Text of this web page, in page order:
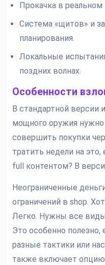
Прокачка в
Система «щитов» и
планирования.
Локальные
поздних волнах.
Особенности
В стандартной версии
мощного оружия
совершить покупки
тратить недели на
full контентом? В
Неограниченные
ограничений в shop.
Легко. Нужны все
Это особенно
разные тактики или
также включает